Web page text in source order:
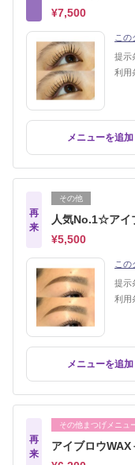
¥7,500
この
提示
利用
メニューを追加
再
来
その他
人気No.1☆アイ
¥5,500
この
提示
利用
メニューを追加
再
来
その他まつげメニュ
アイブロウ